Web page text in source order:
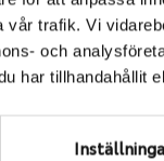
trafik. Vi
och
har tillhandahållit
levereras de
tid för